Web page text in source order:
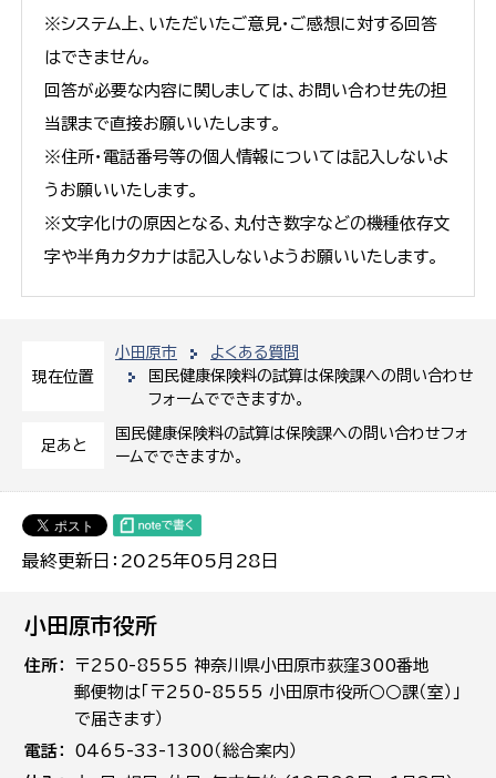
現在位置
小田原市
よくある質問
国民健康保険料の試算は保険課への問い合わせ
フォームでできますか。
足あと
国民健康保険料の試算は保険課への問い合わせフォ
ームでできますか。
最終更新日：2025年05月28日
※システム上、いただいたご意見・ご感想に対する回答
はできません。
回答が必要な内容に関しましては、お問い合わせ先の担
当課まで直接お願いいたします。
※住所・電話番号等の個人情報については記入しないよ
うお願いいたします。
※文字化けの原因となる、丸付き数字などの機種依存文
字や半角カタカナは記入しないようお願いいたします。
小田原市役所
住所
〒250-8555 神奈川県小田原市荻窪300番地
郵便物は「〒250-8555 小田原市役所○○課（室）」
で届きます）
電話
0465-33-1300（総合案内）